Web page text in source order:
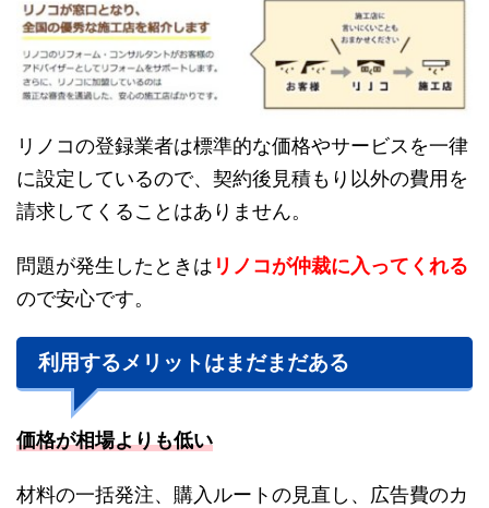
リノコの登録業者は標準的な価格やサービスを一律
に設定しているので、契約後見積もり以外の費用を
請求してくることはありません。
問題が発生したときは リノコが仲裁に入ってくれる
ので安心です。
利用するメリットはまだまだある
価格が相場よりも低い
材料の一括発注、購入ルートの見直し、広告費のカ